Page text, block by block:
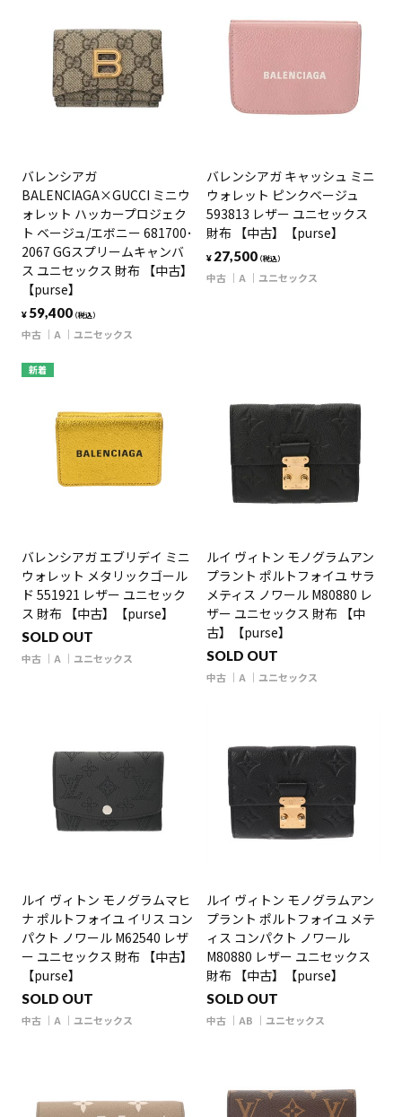
バレンシアガ
BALENCIAGA×GUCCI ミニウ
ォレット ハッカープロジェク
ト ベージュ/エボニー 681700･
2067 GGスプリームキャンバ
ス ユニセックス 財布 【中古】
【purse】
¥ 59,400（税込）
中古 A ユニセックス
バレンシアガ キャッシュ ミニ
ウォレット ピンクベージュ
593813 レザー ユニセックス
財布 【中古】【purse】
¥ 27,500（税込）
中古 A ユニセックス
新着
バレンシアガ エブリデイ ミニ
ウォレット メタリックゴール
ド 551921 レザー ユニセック
ス 財布 【中古】【purse】
SOLD OUT
中古 A ユニセックス
ルイ ヴィトン モノグラムアン
プラント ポルトフォイユ サラ
メティス ノワール M80880 レ
ザー ユニセックス 財布 【中
古】【purse】
SOLD OUT
中古 A ユニセックス
ルイ ヴィトン モノグラムマヒ
ナ ポルトフォイユ イリス コン
パクト ノワール M62540 レザ
ー ユニセックス 財布 【中古】
【purse】
SOLD OUT
中古 A ユニセックス
ルイ ヴィトン モノグラムアン
プラント ポルトフォイユ メテ
ィス コンパクト ノワール
M80880 レザー ユニセックス
財布 【中古】【purse】
SOLD OUT
中古 AB ユニセックス